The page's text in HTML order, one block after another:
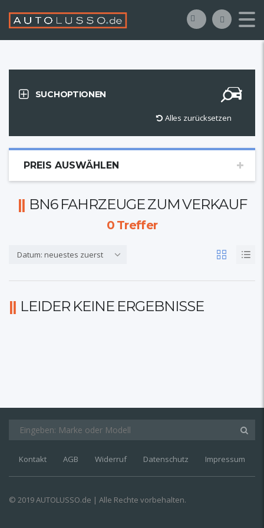
SUCHOPTIONEN
Alles zurücksetzen
PREIS AUSWÄHLEN
BN6 FAHRZEUGE ZUM VERKAUF
0Treffer
Datum: neuestes zuerst
LEIDER KEINE ERGEBNISSE
Kontakt AGB Widerruf Datenschutz Impressum
© 2019 AUTOLUSSO.de | Alle Rechte vorbehalten.